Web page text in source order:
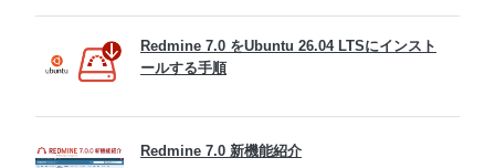
Redmine 7.0 をUbuntu 26.04 LTSにインスト
ールする手順
Redmine 7.0 新機能紹介